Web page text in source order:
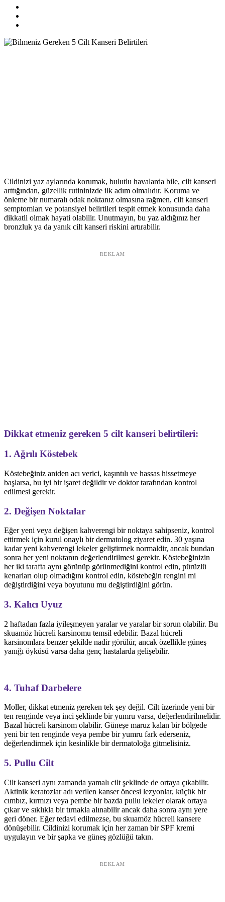
Cildinizi yaz aylarında korumak, bulutlu havalarda bile, cilt kanseri
arttığından, güzellik rutininizde ilk adım olmalıdır. Koruma ve
önleme bir numaralı odak noktanız olmasına rağmen, cilt kanseri
semptomları ve potansiyel belirtileri tespit etmek konusunda daha
dikkatli olmak hayati olabilir. Unutmayın, bu yaz aldığınız her
bronzluk ya da yanık cilt kanseri riskini artırabilir.
REKLAM
Dikkat etmeniz gereken 5 cilt kanseri belirtileri:
1. Ağrılı Köstebek
Köstebeğiniz aniden acı verici, kaşıntılı ve hassas hissetmeye
başlarsa, bu iyi bir işaret değildir ve doktor tarafından kontrol
edilmesi gerekir.
2. Değişen Noktalar
Eğer yeni veya değişen kahverengi bir noktaya sahipseniz, kontrol
ettirmek için kurul onaylı bir dermatolog ziyaret edin. 30 yaşına
kadar yeni kahverengi lekeler geliştirmek normaldir, ancak bundan
sonra her yeni noktanın değerlendirilmesi gerekir. Köstebeğinizin
her iki tarafta aynı görünüp görünmediğini kontrol edin, pürüzlü
kenarları olup olmadığını kontrol edin, köstebeğin rengini mi
değiştirdiğini veya boyutunu mu değiştirdiğini görün.
3. Kalıcı Uyuz
2 haftadan fazla iyileşmeyen yaralar ve yaralar bir sorun olabilir. Bu
skuamöz hücreli karsinomu temsil edebilir. Bazal hücreli
karsinomlara benzer şekilde nadir görülür, ancak özellikle güneş
yanığı öyküsü varsa daha genç hastalarda gelişebilir.
4. Tuhaf Darbelere
Moller, dikkat etmeniz gereken tek şey değil. Cilt üzerinde yeni bir
ten renginde veya inci şeklinde bir yumru varsa, değerlendirilmelidir.
Bazal hücreli karsinom olabilir. Güneşe maruz kalan bir bölgede
yeni bir ten renginde veya pembe bir yumru fark ederseniz,
değerlendirmek için kesinlikle bir dermatoloğa gitmelisiniz.
5. Pullu Cilt
Cilt kanseri aynı zamanda yamalı cilt şeklinde de ortaya çıkabilir.
Aktinik keratozlar adı verilen kanser öncesi lezyonlar, küçük bir
cımbız, kırmızı veya pembe bir bazda pullu lekeler olarak ortaya
çıkar ve sıklıkla bir tırnakla alınabilir ancak daha sonra aynı yere
geri döner. Eğer tedavi edilmezse, bu skuamöz hücreli kansere
dönüşebilir. Cildinizi korumak için her zaman bir SPF kremi
uygulayın ve bir şapka ve güneş gözlüğü takın.
REKLAM